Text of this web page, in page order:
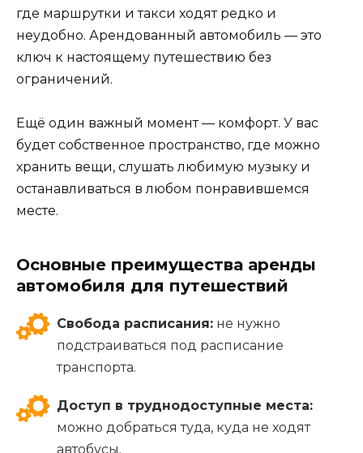
где маршрутки и такси ходят редко и
неудобно. Арендованный автомобиль — это
ключ к настоящему путешествию без
ограничений.
Ещё один важный момент — комфорт. У вас
будет собственное пространство, где можно
хранить вещи, слушать любимую музыку и
останавливаться в любом понравившемся
месте.
Основные преимущества аренды
автомобиля для путешествий
Свобода расписания: не нужно
подстраиваться под расписание
транспорта.
Доступ в труднодоступные места:
можно добраться туда, куда не ходят
автобусы.